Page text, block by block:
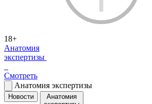
18+
Анатомия
экспертизы
Смотреть
Анатомия экспертизы
Новости
Анатомия